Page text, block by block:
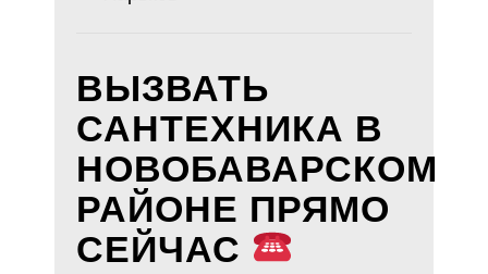
ВЫЗВАТЬ
САНТЕХНИКА В
НОВОБАВАРСКОМ
РАЙОНЕ ПРЯМО
СЕЙЧАС